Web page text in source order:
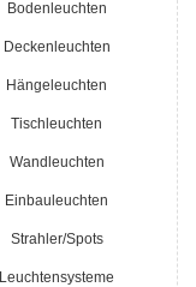
Bodenleuchten
Deckenleuchten
Hängeleuchten
Tischleuchten
Wandleuchten
Einbauleuchten
Strahler/Spots
Leuchtensysteme